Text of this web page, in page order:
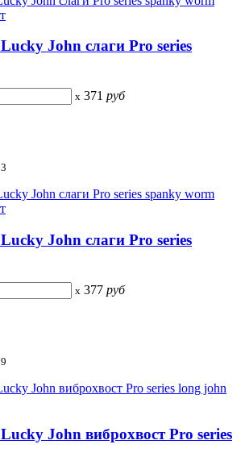
John слаги Pro series
x 371 руб
John слаги Pro series
x 377 руб
John виброхвост Pro series